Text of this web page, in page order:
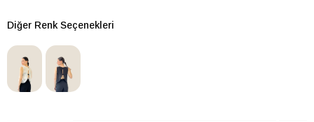
Diğer Renk Seçenekleri